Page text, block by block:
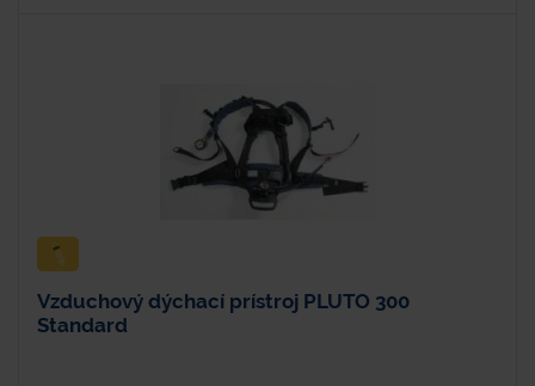
Vzduchový dýchací prístroj PLUTO 300
Standard